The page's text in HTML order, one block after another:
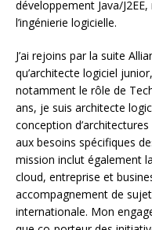
développement Java/
l’ingénierie logicielle.
J’ai rejoins par la suite
qu’architecte logiciel
notamment le rôle de
ans, je suis architecte
conception
aux besoins spécifiques
mission inclut également
cloud, entreprise et
accompagnement de
internationale. Mon